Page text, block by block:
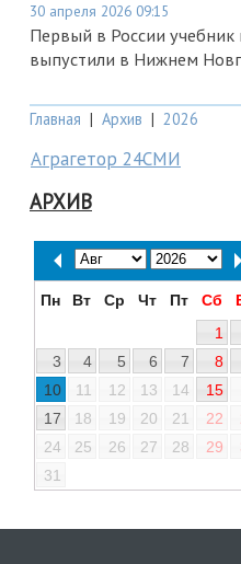
30 апреля 2026 09:15
Первый в России
выпустили в Нижнем
Главная | Архив | 2026
Аграгетор 24СМИ
АРХИВ
Пн Вт Ср Чт Пт Сб
1
3
4 5 6 7 8
10
11 12 13 14 15
17
18 19 20 21 22
24
25 26 27 28 29
31